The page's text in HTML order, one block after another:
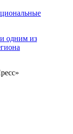
одним из